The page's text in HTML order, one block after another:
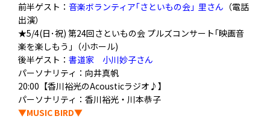
前半ゲスト： 音楽ボランティア｢さといもの会｣ 里さん （電話
出演）
★5/4(日･祝) 第24回さといもの会 プルズコンサート｢映画音
楽を楽しもう｣（小ホール)
後半ゲスト： 書道家 小川妙子さん
パーソナリティ：向井真帆
20:00【香川裕光のAcousticラジオ♪】
パーソナリティ：香川裕光・川本恭子
▼MUSIC BIRD▼